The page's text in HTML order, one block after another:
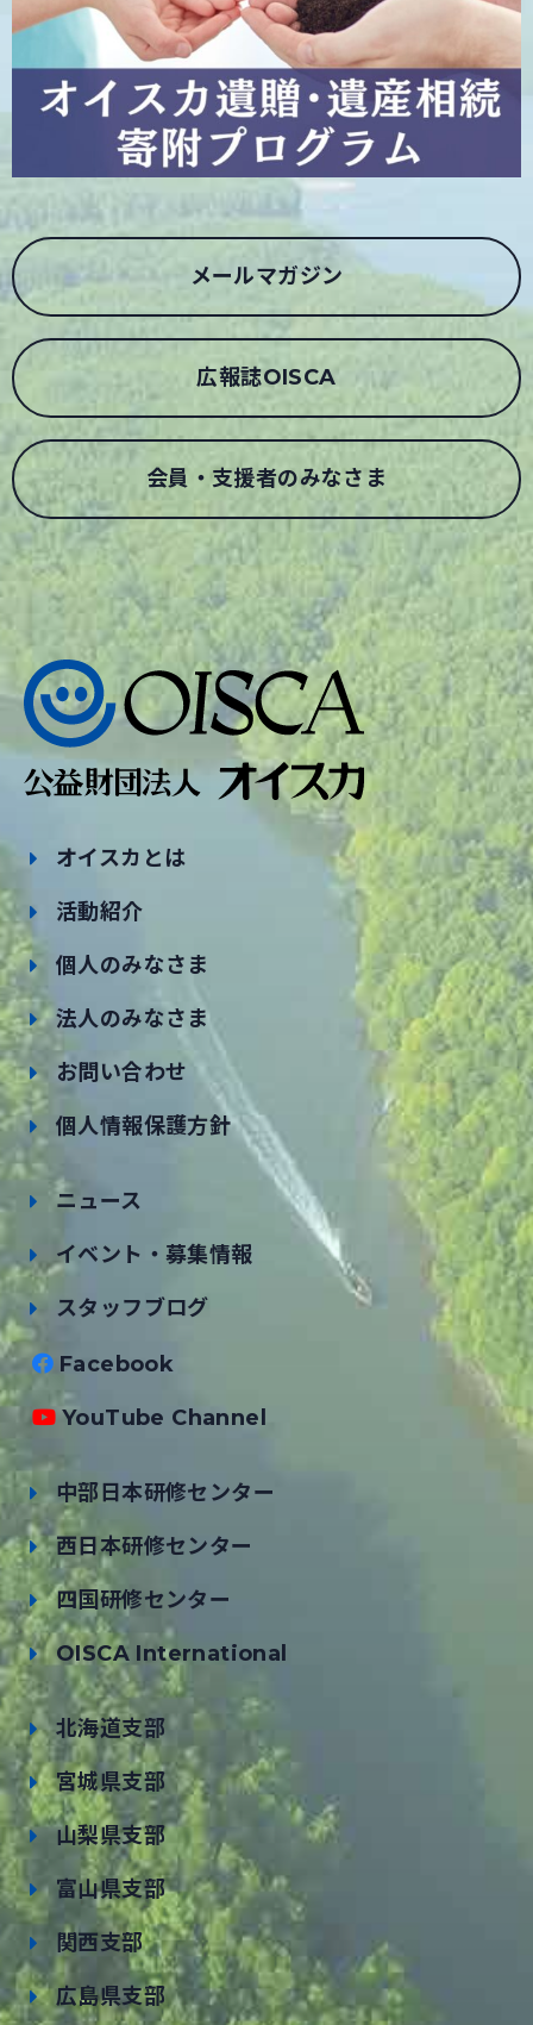
メールマガジン
広報誌OISCA
会員・支援者のみなさま
オイスカとは
活動紹介
個人のみなさま
法人のみなさま
お問い合わせ
個人情報保護方針
ニュース
イベント・募集情報
スタッフブログ
Facebook
YouTube Channel
中部日本研修センター
西日本研修センター
四国研修センター
OISCA International
北海道支部
宮城県支部
山梨県支部
富山県支部
関西支部
広島県支部